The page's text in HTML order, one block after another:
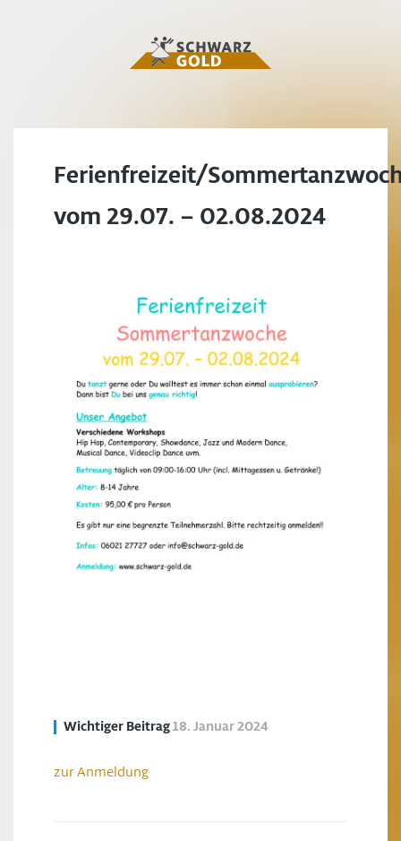
Ferienfreizeit/
vom 29.07. – 02.08.2024
Wichtiger Beitrag18. Januar 2024
zur Anmeldung